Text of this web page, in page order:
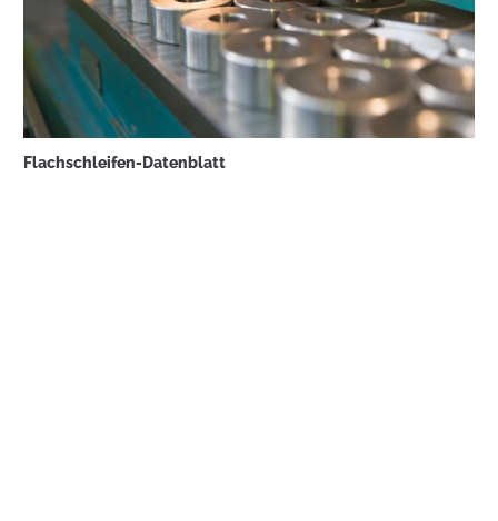
Flachschleifen-Datenblatt